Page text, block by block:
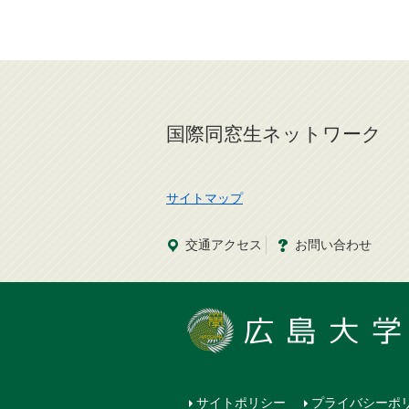
国際同窓生ネットワーク
サイトマップ
交通アクセス お問い合わせ
サイトポリシー プライバシーポ